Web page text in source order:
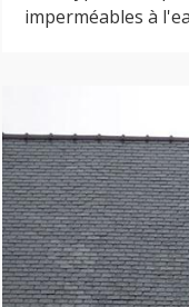
imperméables à